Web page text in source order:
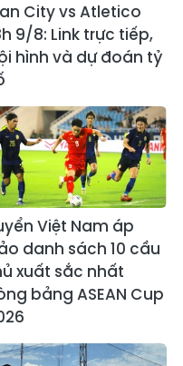
City vs Atletico
9/8: Link trực tiếp,
hình và dự đoán tỷ
Việt Nam áp
danh sách 10 cầu
xuất sắc nhất
bảng ASEAN Cup